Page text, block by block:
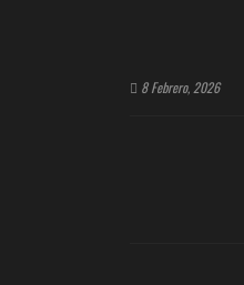
8 Febrero, 2026